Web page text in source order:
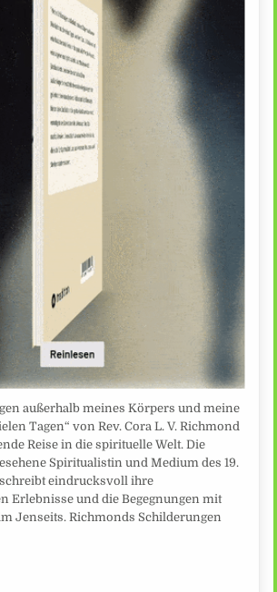
außerhalb meines Körpers und meine
Tagen“ von Rev. Cora L. V. Richmond
Reise in die spirituelle Welt. Die
Spiritualistin und Medium des 19.
eindrucksvoll ihre
Erlebnisse und die Begegnungen mit
Jenseits. Richmonds Schilderungen